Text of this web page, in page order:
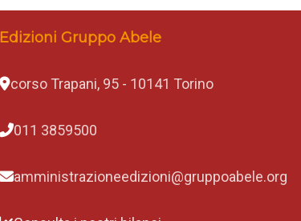
Edizioni Gruppo Abele
corso Trapani, 95 - 10141 Torino
011 3859500
amministrazioneedizioni@gruppoabele.org